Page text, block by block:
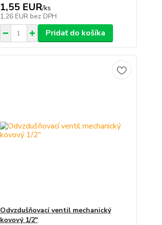
1,55 EUR/ks
1,26 EUR bez DPH
Pridať do košíka
Odvzdušňovací ventil mechanický
kovový 1/2"